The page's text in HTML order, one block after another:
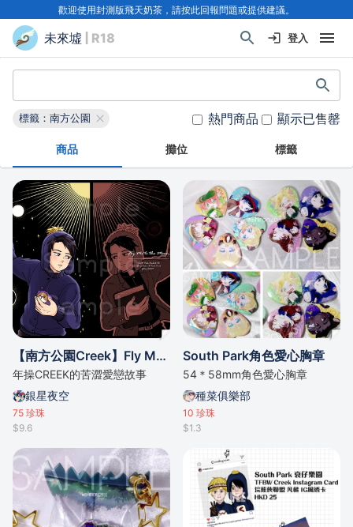
歡迎使用封測版飛天奶茶，請按此回報問題或提供建議。
未來墟 | R18 登入
標籤：南方公園 熱門商品 顯示已售罄
商品 攤位 標籤
【南方公園Creek】Fly Me To the Moon【不正的世界】
年操CREEK的苦澀愛戀故事
銀星夜空
75 珍珠
$9.6
South Park角色愛心胸章
54＊58mm角色愛心胸章
種菜俱樂部
10 珍珠
$1.3